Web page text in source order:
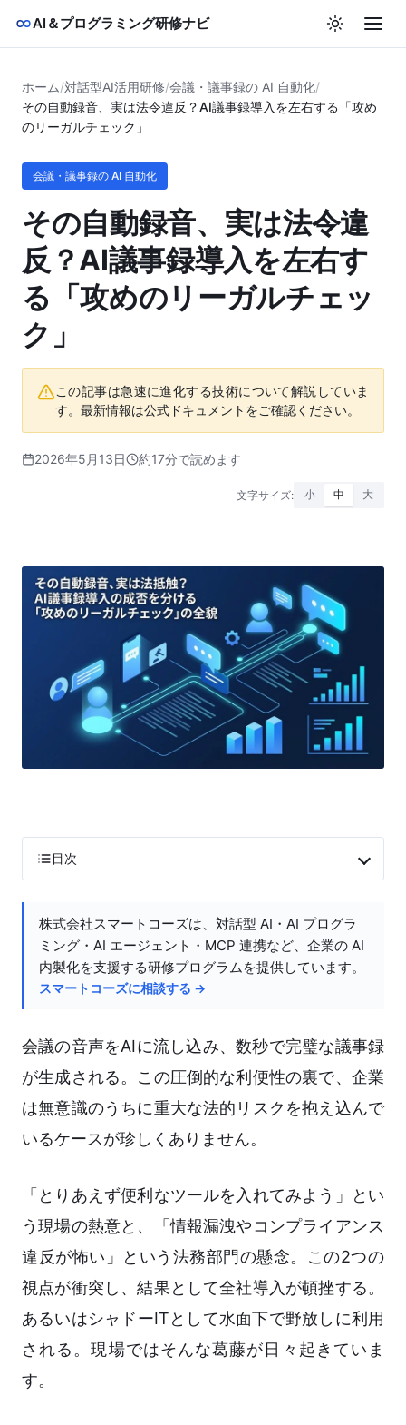
AI＆プログラミング研修ナビ
ホーム/対話型AI活用研修/会議・議事録の AI 自動化/
その自動録音、実は法令違反？AI議事録導入を左右する「攻め
のリーガルチェック」
会議・議事録の AI 自動化
その自動録音、実は法令違
反？AI議事録導入を左右す
る「攻めのリーガルチェッ
ク」
この記事は急速に進化する技術について解説していま
す。最新情報は公式ドキュメントをご確認ください。
2026年5月13日 約17分で読めます
文字サイズ: 小 中 大
目次
株式会社スマートコーズは、対話型 AI・AI プログラ
ミング・AI エージェント・MCP 連携など、企業の AI
内製化を支援する研修プログラムを提供しています。
スマートコーズに相談する →
会議の音声をAIに流し込み、数秒で完璧な議事録
が生成される。この圧倒的な利便性の裏で、企業
は無意識のうちに重大な法的リスクを抱え込んで
いるケースが珍しくありません。
「とりあえず便利なツールを入れてみよう」とい
う現場の熱意と、「情報漏洩やコンプライアンス
違反が怖い」という法務部門の懸念。この2つの
視点が衝突し、結果として全社導入が頓挫する。
あるいはシャドーITとして水面下で野放しに利用
される。現場ではそんな葛藤が日々起きていま
す。